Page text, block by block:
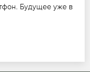
Будущее уже в